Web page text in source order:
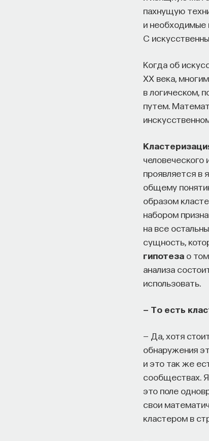
пахнущую
и необходимые
С
Когда об
XX века,
в логическом,
путем.
проявляется в
общему
образом
набором
на все
сущность,
гипотеза о
анализа
использовать.
— То есть
— Да, хотя
обнаружения
и это так же
сообществах.
это поле
свои
кластером в